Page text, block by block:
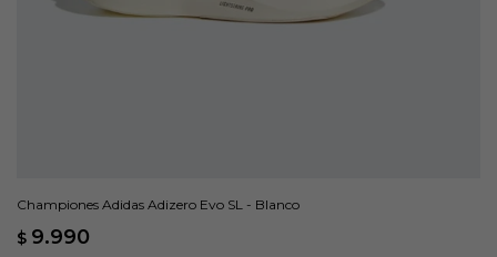
Championes Adidas Adizero Evo SL - Blanco
$ 9.990